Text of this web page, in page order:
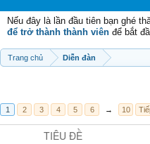
Nếu đây là lần đầu tiên bạn ghé
để trở thành thành viên để bắt
Trang chủ Diễn đàn
1 2 3 4 5 6 → 10
TIÊU ĐỀ